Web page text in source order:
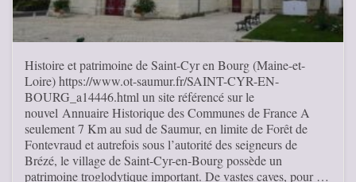
Histoire et patrimoine de Saint-Cyr en Bourg (Maine-et-
Loire) https://www.ot-saumur.fr/SAINT-CYR-EN-
BOURG_a14446.html un site référencé sur le
nouvel Annuaire Historique des Communes de France A
seulement 7 Km au sud de Saumur, en limite de Forêt de
Fontevraud et autrefois sous l’autorité des seigneurs de
Brézé, le village de Saint-Cyr-en-Bourg possède un
patrimoine troglodytique important. De vastes caves, pour …